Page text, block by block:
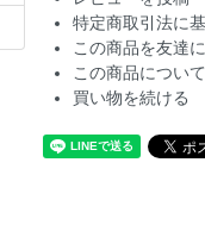
特定商取引法に
この商品を友達
この商品につい
買い物を続ける